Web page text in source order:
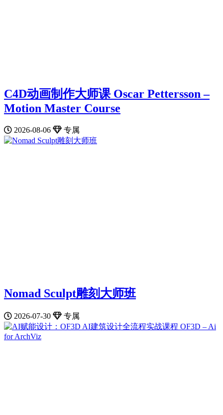
C4D动画制作大师课 Oscar Pettersson –
Motion Master Course
2026-08-06 专属
Nomad Sculpt雕刻大师班
2026-07-30 专属